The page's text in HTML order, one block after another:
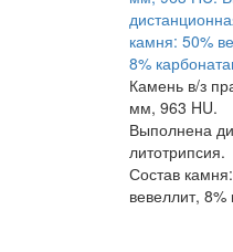
Камень в/з
мм, 963 HU.
Выполнена
литотрипсия.
Состав
вевеллит, 8%